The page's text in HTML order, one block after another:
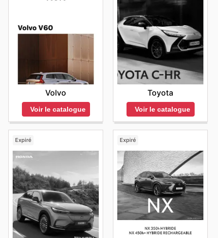
Volvo
Voir le catalogue
Toyota
Voir le catalogue
Expiré Expiré